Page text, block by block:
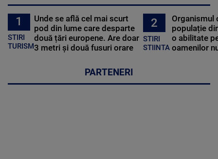
1
STIRI
TURISM
Unde se află cel mai scurt
pod din lume care desparte
două țări europene. Are doar
3 metri și două fusuri orare
2
STIRI
STIINTA
Organismul
populație
o abilitate
oamenilor
PARTENERI